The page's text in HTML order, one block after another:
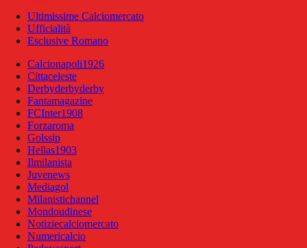
Ultimissime Calciomercato
Ufficialità
Esclusive Romano
Calcionapoli1926
Cittaceleste
Derbyderbyderby
Fantamagazine
FCInter1908
Forzaroma
Golssip
Hellas1903
Ilmilanista
Juvenews
Mediagol
Milanistichannel
Mondoudinese
Notiziecalciomercato
Numericalcio